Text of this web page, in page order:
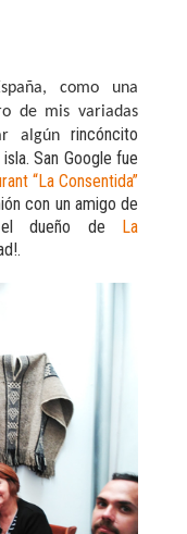
como una
de mis variadas
algún rincóncito
San Google fue
“La Consentida”
con un amigo de
dueño de La